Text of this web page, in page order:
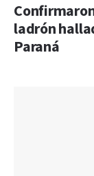
ladrón
Paraná